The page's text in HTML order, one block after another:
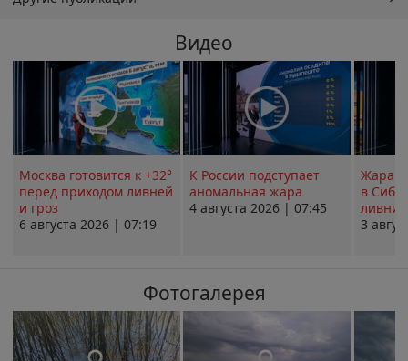
Видео
Москва готовится к +32°
перед приходом ливней
и гроз
6 августа 2026 | 07:19
К России подступает
аномальная жара
4 августа 2026 | 07:45
Жара в
в
ливни
3
Фотогалерея